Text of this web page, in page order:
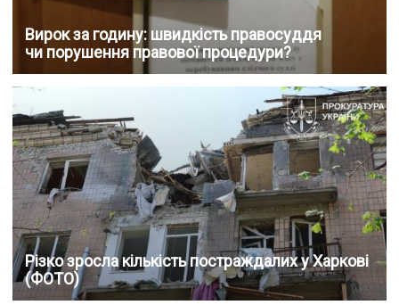
Вирок за годину: швидкість правосуддя
чи порушення правової процедури?
Різко зросла кількість постраждалих у Харкові
(ФОТО)